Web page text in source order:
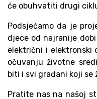
će obuhvatiti drugi
Podsjećamo da je
djece od najranije
električni i elektronski
očuvanju životne
biti i svi građani koji se
Pratite nas na našoj